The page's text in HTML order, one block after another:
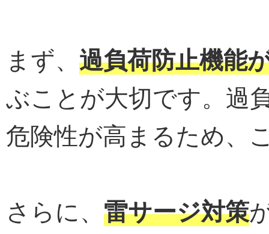
まず、 過負荷防止機能
ぶことが大切です。過
危険性が高まるため、
さらに、 雷サージ対策